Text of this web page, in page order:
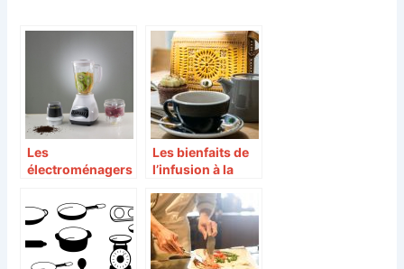
Les
électroménagers
en cuisine
Les bienfaits de
l’infusion à la